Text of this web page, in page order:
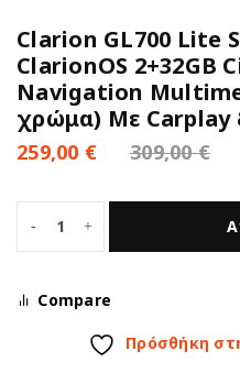
Clarion GL700 Lite
ClarionOS 2+32GB
Navigation
χρώμα) Με Carplay
309,00€
259,00 €
Compare
Πρόσθήκη